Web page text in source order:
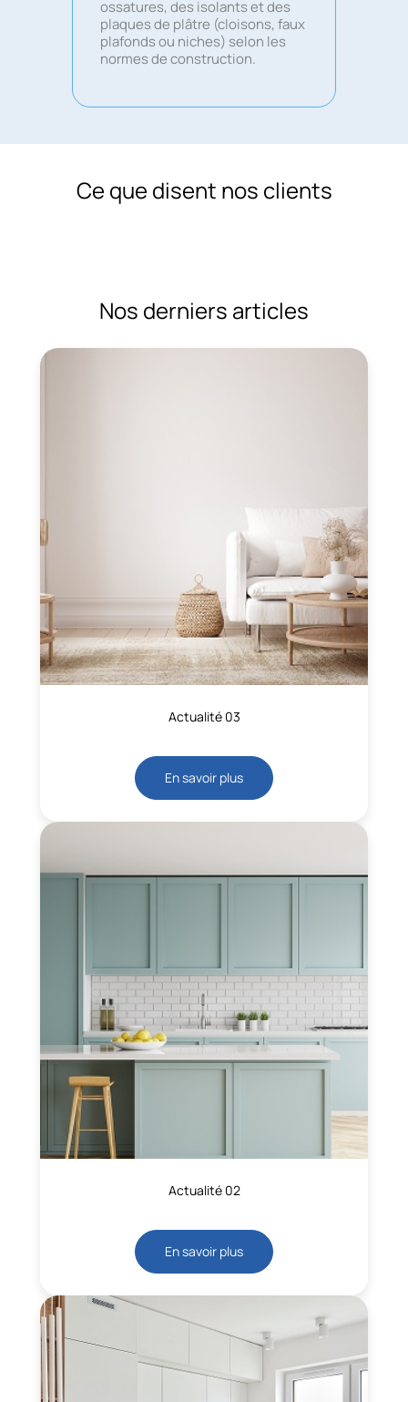
ossatures, des isolants et des
plaques de plâtre (cloisons, faux
plafonds ou niches) selon les
normes de construction.
Ce que disent nos clients
Nos derniers articles
Actualité 03
En savoir plus
Actualité 02
En savoir plus